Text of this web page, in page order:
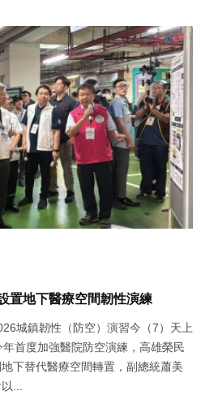
置地下醫療空間韌性演練
城鎮韌性（防空）演習今（7）天上
首度加強醫院防空演練，高雄榮民
下替代醫療空間轉置，副總統蕭美
...